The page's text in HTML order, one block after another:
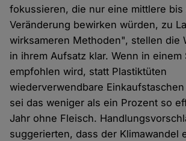
fokussieren, die nur eine mittlere bis
Veränderung bewirken würden, zu
wirksameren Methoden", stellen die
in ihrem Aufsatz klar. Wenn in einem
empfohlen wird, statt Plastiktüten
wiederverwendbare
sei das weniger als ein Prozent so
Jahr ohne Fleisch.
suggerierten, dass der Klimawandel